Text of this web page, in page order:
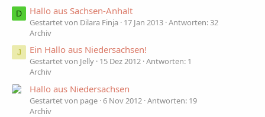
D Hallo aus Sachsen-Anhalt
Gestartet von Dilara Finja 17 Jan 2013 Antworten: 32
Archiv
J Ein Hallo aus Niedersachsen!
Gestartet von Jelly 15 Dez 2012 Antworten: 1
Archiv
Hallo aus Niedersachsen
Gestartet von page 6 Nov 2012 Antworten: 19
Archiv